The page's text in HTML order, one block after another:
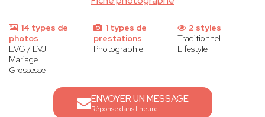
14 types de
photos
EVG / EVJF
Mariage
Grossesse
1 types de
prestations
Photographie
2 styles
Traditionnel
Lifestyle
ENVOYER UN MESSAGE
Réponse dans l'heure